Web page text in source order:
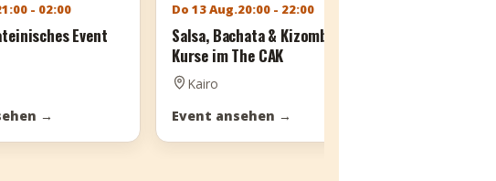
- 02:00
Event
→
Do 13 Aug.20:00 - 22:00
Salsa, Bachata & Kizomba
Kurse im The CAK
Kairo
Event ansehen →